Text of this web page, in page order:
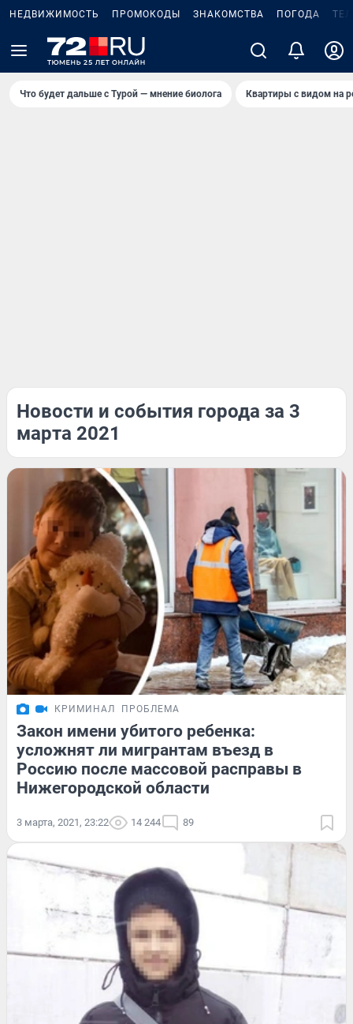
НЕДВИЖИМОСТЬ ПРОМОКОДЫ ЗНАКОМСТВА ПОГОДА
Что будет дальше с Турой — мнение биолога Квартиры с видом на
Новости и события города за 3
марта 2021
КРИМИНАЛ ПРОБЛЕМА
Закон имени убитого ребенка:
усложнят ли мигрантам въезд в
Россию после массовой расправы в
Нижегородской области
3 марта, 2021, 23:22 14 244 89